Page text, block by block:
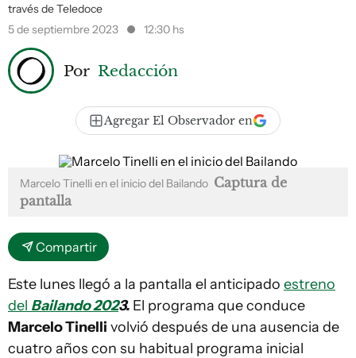
través de Teledoce
5 de septiembre 2023
12:30 hs
Por Redacción
Agregar El Observador en
Marcelo Tinelli en el inicio del Bailando Captura de
pantalla
Compartir
Este lunes llegó a la pantalla el anticipado estreno
del Bailando 2023. El programa que conduce
Marcelo Tinelli volvió después de una ausencia de
cuatro años con su habitual programa inicial